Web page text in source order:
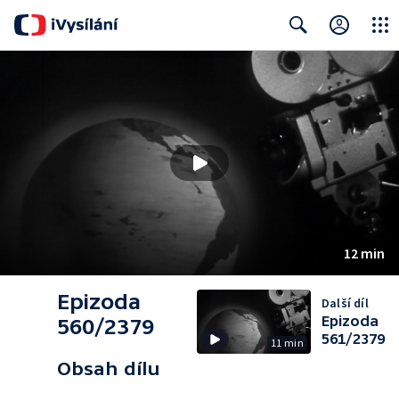
Search Close
12 min
Epizoda
560/2379
Obsah dílu
11 min
Další díl
Epizoda
561/2379